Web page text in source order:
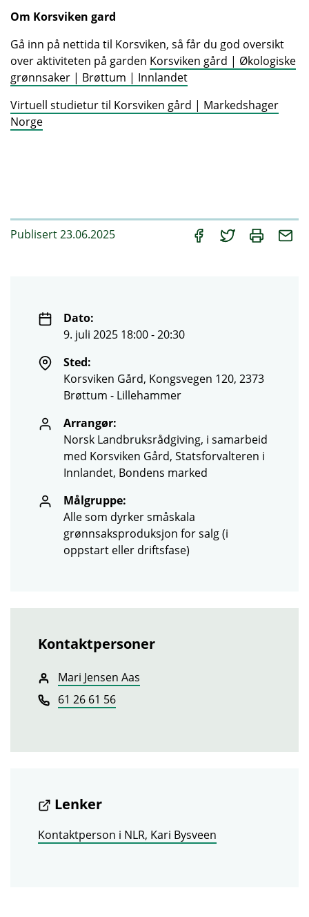
Om Korsviken gard
Gå inn på nettida til Korsviken, så får du god oversikt
over aktiviteten på garden Korsviken gård | Økologiske
grønnsaker | Brøttum | Innlandet
Virtuell studietur til Korsviken gård | Markedshager
Norge
Publisert 23.06.2025
Dato:
9. juli 2025 18:00 - 20:30
Sted:
Korsviken Gård, Kongsvegen 120, 2373
Brøttum - Lillehammer
Arrangør:
Norsk Landbruksrådgiving, i samarbeid
med Korsviken Gård, Statsforvalteren i
Innlandet, Bondens marked
Målgruppe:
Alle som dyrker småskala
grønnsaksproduksjon for salg (i
oppstart eller driftsfase)
Kontaktpersoner
Mari Jensen Aas
61 26 61 56
Lenker
Kontaktperson i NLR, Kari Bysveen